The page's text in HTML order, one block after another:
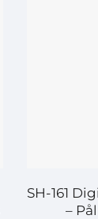
SH-161
–